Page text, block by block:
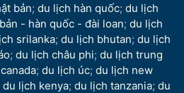
bản; du lịch hàn quốc; du lịch
- hàn quốc - đài loan; du lịch
srilanka; du lịch bhutan; du lịch
; du lịch châu phi; du lịch trung
; du lịch úc; du lịch new
du lịch kenya; du lịch tanzania; du